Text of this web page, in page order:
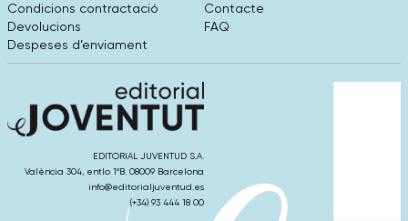
Condicions contractació
Devolucions
Despeses d’enviament
Contacte
FAQ
EDITORIAL JUVENTUD S.A.
València 304, entlo 1ºB. 08009 Barcelona
info@editorialjuventud.es
(+34) 93 444 18 00